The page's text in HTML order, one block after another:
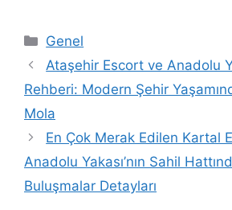
Kategoriler
Genel
Ataşehir Escort ve Anadolu
Rehberi: Modern Şehir
Mola
En Çok Merak Edilen Kartal
Anadolu Yakası’nın Sahil
Buluşmalar Detayları